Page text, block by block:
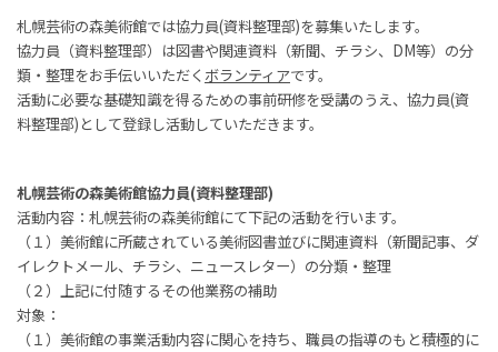
札幌芸術の森美術館では協力員(資料整理部)を募集いたします。
協力員（資料整理部）は図書や関連資料（新聞、チラシ、DM等）の分
類・整理をお手伝いいただく ボランティアです。
活動に必要な基礎知識を得るための事前研修を受講のうえ、協力員(資
料整理部)として登録し活動していただきます。
札幌芸術の森美術館協力員(資料整理部)
活動内容：札幌芸術の森美術館にて下記の活動を行います。
（１）美術館に所蔵されている美術図書並びに関連資料（新聞記事、ダ
イレクトメール、チラシ、ニュースレター）の分類・整理
（２）上記に付随するその他業務の補助
対象：
（１）美術館の事業活動内容に関心を持ち、職員の指導のもと積極的に